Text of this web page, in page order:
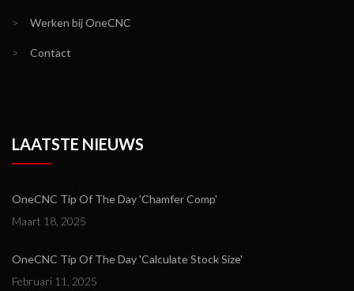
> Werken bij OneCNC
> Contact
LAATSTE NIEUWS
OneCNC Tip Of The Day 'Chamfer Comp'
Maart 18, 2025
OneCNC Tip Of The Day 'Calculate Stock Size'
Februari 11, 2025